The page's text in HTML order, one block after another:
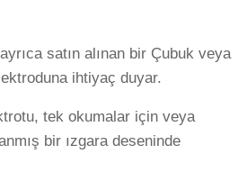
satın alınan bir Çubuk veya
ihtiyaç duyar.
tek okumalar için veya
bir ızgara deseninde